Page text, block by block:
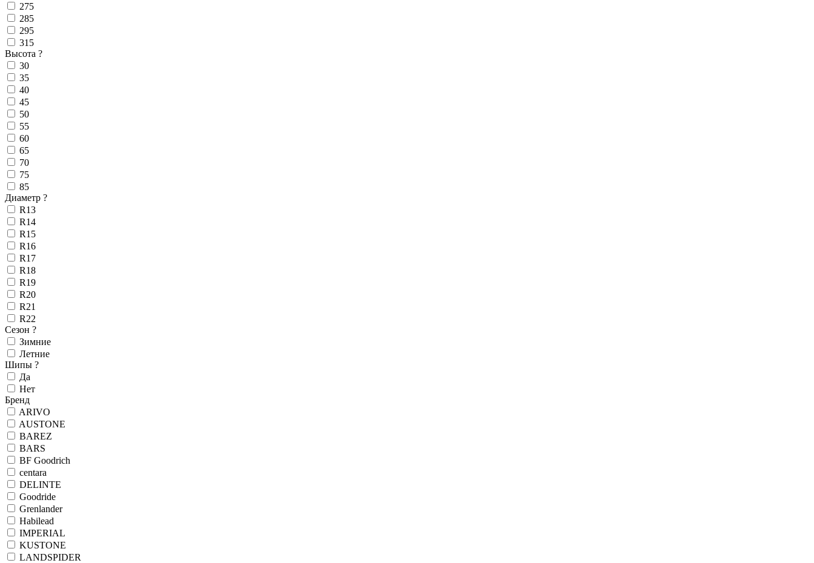
275
285
295
315
Высота ?
30
35
40
45
50
55
60
65
70
75
85
Диаметр ?
R13
R14
R15
R16
R17
R18
R19
R20
R21
R22
Сезон ?
Зимние
Летние
Шипы ?
Да
Нет
Бренд
ARIVO
AUSTONE
BAREZ
BARS
BF Goodrich
centara
DELINTE
Goodride
Grenlander
Habilead
IMPERIAL
KUSTONE
LANDSPIDER